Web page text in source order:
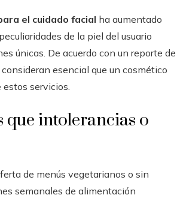
el cuidado facial ha aumentado
de la piel del usuario
únicas. De acuerdo con un reporte de
esencial que un cosmético
estos servicios.
que intolerancias o
de menús vegetarianos o sin
semanales de alimentación